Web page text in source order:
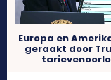
Europa en
geraakt door